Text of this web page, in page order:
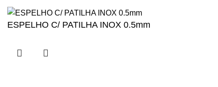
ESPELHO C/ PATILHA INOX 0.5mm